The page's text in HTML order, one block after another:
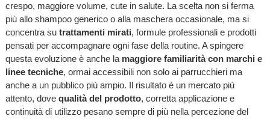
crespo, maggiore volume, cute in salute. La scelta non si ferma
più allo shampoo generico o alla maschera occasionale, ma si
concentra su trattamenti mirati, formule professionali e prodotti
pensati per accompagnare ogni fase della routine. A spingere
questa evoluzione è anche la maggiore familiarità con marchi e
linee tecniche, ormai accessibili non solo ai parrucchieri ma
anche a un pubblico più ampio. Il risultato è un mercato più
attento, dove qualità del prodotto, corretta applicazione e
continuità di utilizzo pesano sempre di più nella percezione del